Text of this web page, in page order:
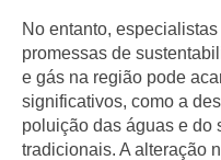
No entanto,
promessas de
e gás na região pode
significativos, como a
poluição das águas e do
tradicionais. A alteração